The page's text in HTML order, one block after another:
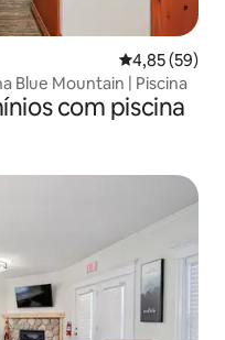
4,85 de uma
4,85 (59)
Blue Mountain | Piscina
com piscina